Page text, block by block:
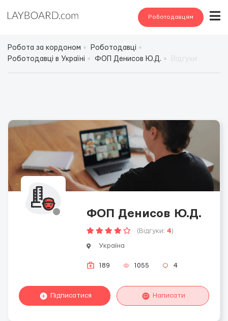
Роботодавцям
Робота за кордоном
Роботодавці
Роботодавці в Україні
ФОП Денисов Ю.Д.
ФОП Денисов Ю.Д.
(Відгуки: 4)
Україна
189 1055 4
Підписатися Написати